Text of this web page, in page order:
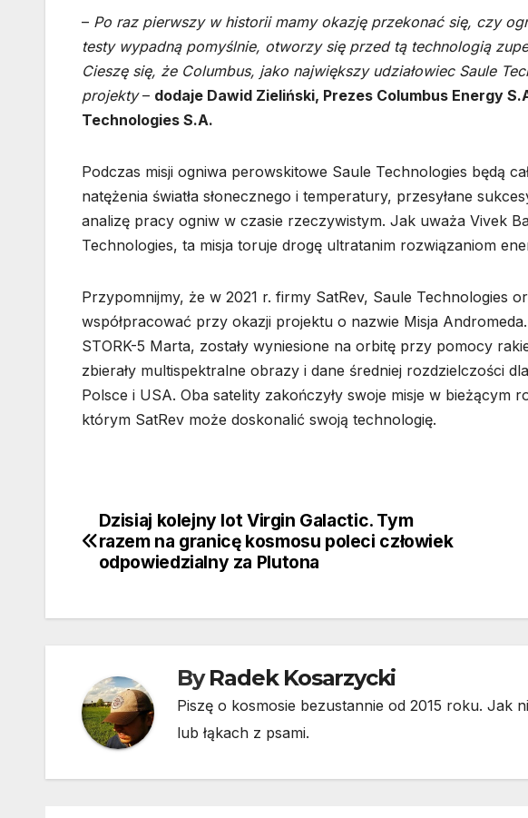
– Po raz pierwszy w historii mamy okazję przekonać się, czy
testy wypadną pomyślnie, otworzy się przed tą technologią
Cieszę się, że Columbus, jako największy udziałowiec Saule
projekty– dodaje Dawid Zieliński, Prezes Columbus Energy
Technologies S.A.
Podczas misji ogniwa perowskitowe Saule Technologies będą
natężenia światła słonecznego i temperatury, przesyłane
analizę pracy ogniw w czasie rzeczywistym. Jak uważa Vivek
Technologies, ta misja toruje drogę ultratanim rozwiązaniom
Przypomnijmy, że w 2021 r. firmy SatRev, Saule Technologies
współpracować przy okazji projektu o nazwie Misja
STORK-5 Marta, zostały wyniesione na orbitę przy pomocy
zbierały multispektralne obrazy i dane średniej rozdzielczości
Polsce i USA. Oba satelity zakończyły swoje misje w bieżącym
którym SatRev może doskonalić swoją technologię.
Nawigacja
wpisu
Dzisiaj kolejny lot Virgin Galactic. Tym
razem na granicę kosmosu poleci człowiek
odpowiedzialny za Plutona
ByRadek Kosarzycki
Piszę o kosmosie bezustannie od 2015 roku. Jak
lub łąkach z psami.